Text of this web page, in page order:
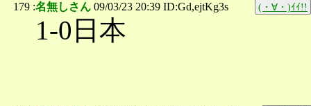
179 :名無しさん 09/03/23 20:39 ID:Gd,ejtKg3s (・∀・)ｲｲ!!
1-0日本